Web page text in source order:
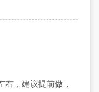
，建议提前做，